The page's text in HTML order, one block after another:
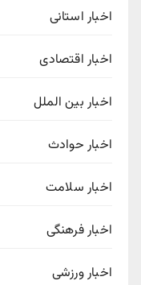
اخبار استانی
اخبار اقتصادی
اخبار بین الملل
اخبار حوادث
اخبار سلامت
اخبار فرهنگی
اخبار ورزشی